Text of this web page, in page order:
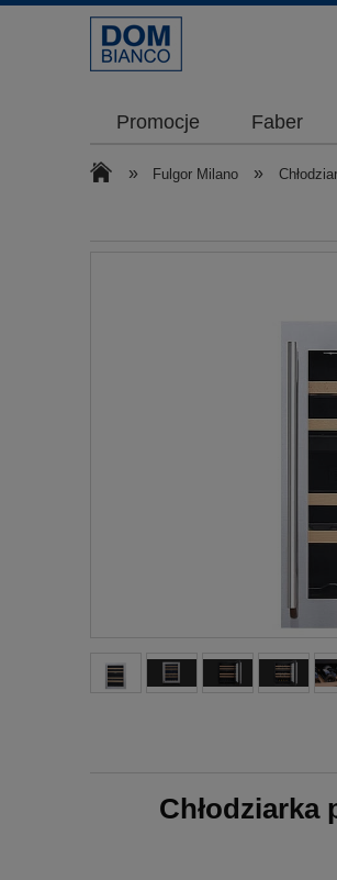
Promocje Faber
» Fulgor Milano »
Chłodziarka